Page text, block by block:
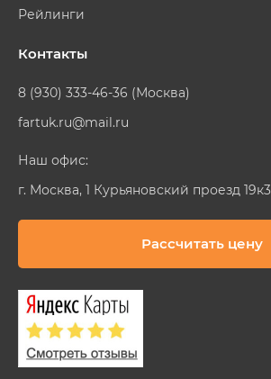
Рейлинги
Контакты
8 (930) 333-46-36 (Москва)
fartuk.ru@mail.ru
Наш офис:
г. Москва, 1 Курьяновский проезд 19к3
Рассчитать цену